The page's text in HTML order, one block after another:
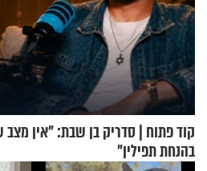
קוד פתוח | סדריק בן שבת: "אין
בהנחת תפילין"